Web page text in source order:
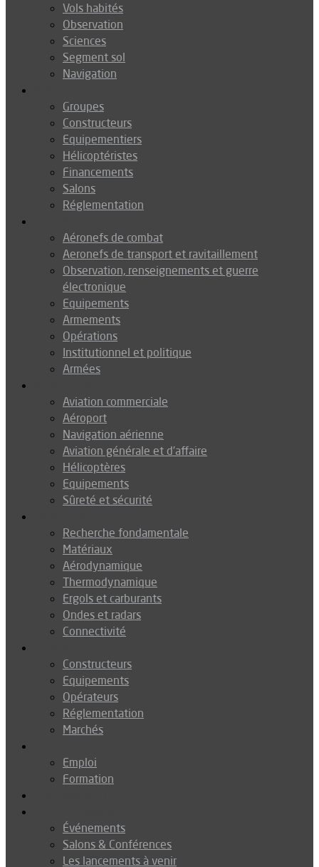
Vols habités
Observation
Sciences
Segment sol
Navigation
Groupes
Constructeurs
Equipementiers
Hélicoptéristes
Financements
Salons
Réglementation
Aéronefs de combat
Aeronefs de transport et ravitaillement
Observation, renseignements et guerre
électronique
Equipements
Armements
Opérations
Institutionnel et politique
Armées
Aviation commerciale
Aéroport
Navigation aérienne
Aviation générale et d’affaire
Hélicoptères
Equipements
Sûreté et sécurité
Recherche fondamentale
Matériaux
Aérodynamique
Thermodynamique
Ergols et carburants
Ondes et radars
Connectivité
Constructeurs
Equipements
Opérateurs
Réglementation
Marchés
Emploi
Formation
Événements
Salons & Conférences
Les lancements à venir